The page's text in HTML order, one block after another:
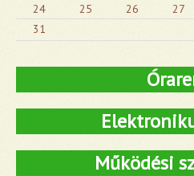
24
25 26 27
31
Működési